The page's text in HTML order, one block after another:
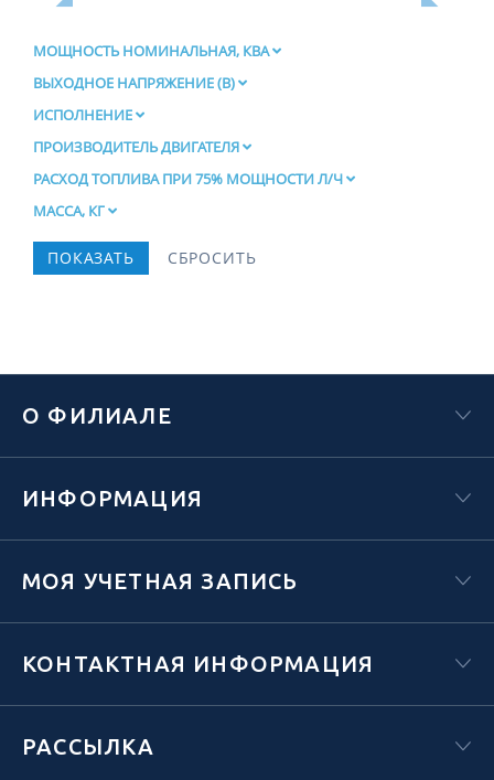
МОЩНОСТЬ НОМИНАЛЬНАЯ, КВА
ВЫХОДНОЕ НАПРЯЖЕНИЕ (В)
ИСПОЛНЕНИЕ
ПРОИЗВОДИТЕЛЬ ДВИГАТЕЛЯ
РАСХОД ТОПЛИВА ПРИ 75% МОЩНОСТИ Л/Ч
МАССА, КГ
О ФИЛИАЛЕ
ИНФОРМАЦИЯ
МОЯ УЧЕТНАЯ ЗАПИСЬ
КОНТАКТНАЯ ИНФОРМАЦИЯ
РАССЫЛКА